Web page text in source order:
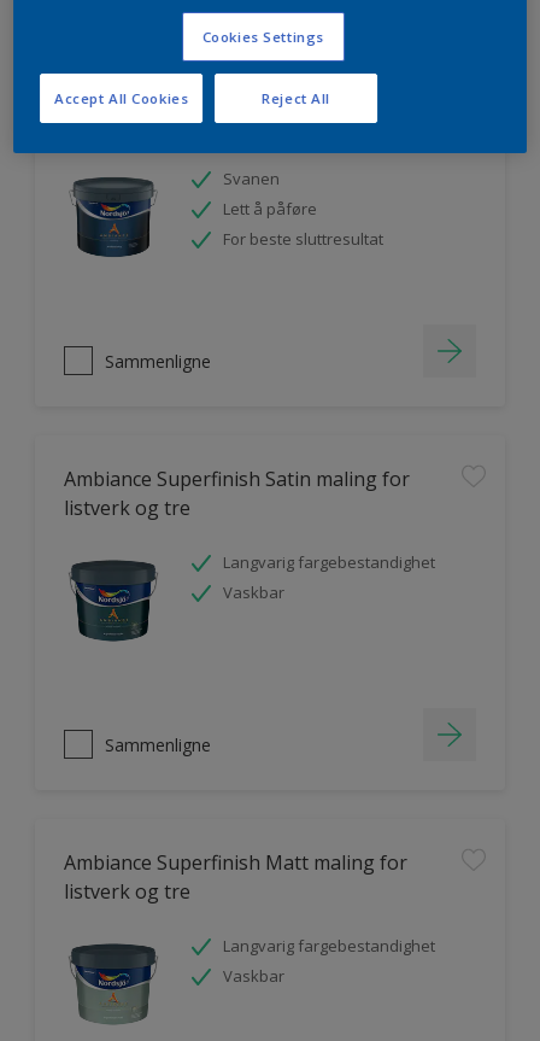
Ambiance Endless Sky takmaling
Svanen
Lett å påføre
For beste sluttresultat
Sammenligne
Ambiance Superfinish Satin maling for
listverk og tre
Langvarig fargebestandighet
Vaskbar
Sammenligne
Ambiance Superfinish Matt maling for
listverk og tre
Langvarig fargebestandighet
Vaskbar
Cookies Settings
Reject All
Accept All Cookies